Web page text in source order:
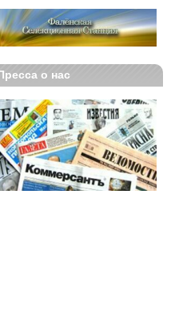
отправился на «Вахту
о нас